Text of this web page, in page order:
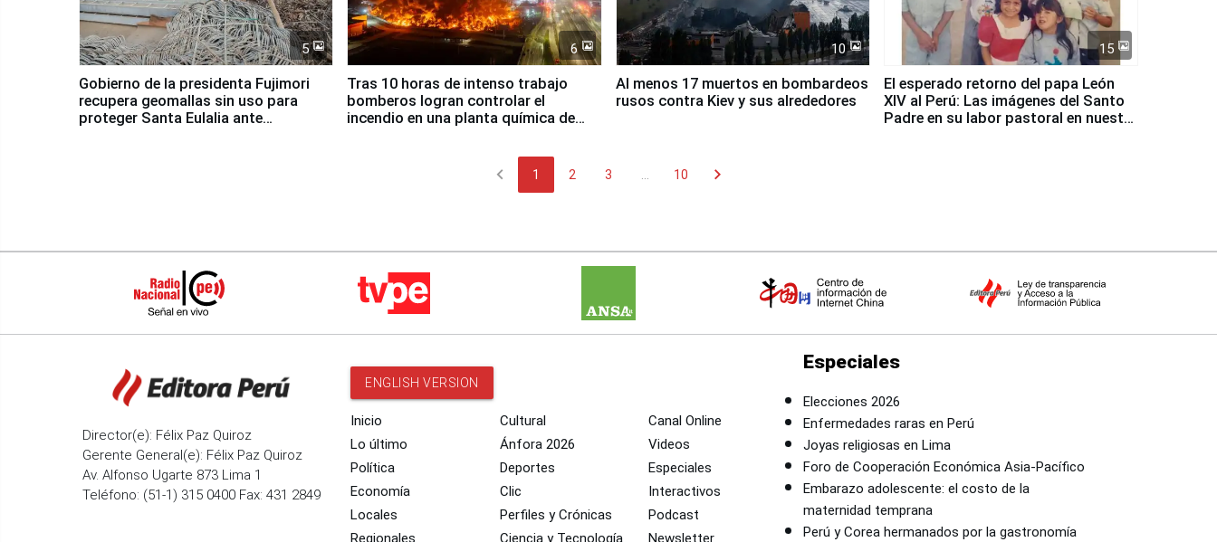
5
Gobierno de la presidenta Fujimori
recupera geomallas sin uso para
proteger Santa Eulalia ante
6
Tras 10 horas de intenso trabajo
bomberos logran controlar el
incendio en una planta química de
10
Al menos 17 muertos en bombardeos
rusos contra Kiev y sus alrededores
15
El esperado retorno del papa León
XIV al Perú: Las imágenes del Santo
Padre en su labor pastoral en nuestro
chevron_left 1 2 3 10 chevron_right
Director(e): Félix Paz Quiroz
Gerente General(e): Félix Paz Quiroz
Av. Alfonso Ugarte 873 Lima 1
Teléfono: (51-1) 315 0400 Fax: 431 2849
ENGLISH VERSION
Inicio
Lo último
Política
Economía
Locales
Regionales
Cultural
Ánfora 2026
Deportes
Clic
Perfiles y Crónicas
Ciencia y Tecnología
Canal Online
Videos
Especiales
Interactivos
Podcast
Newsletter
Especiales
Elecciones 2026
Enfermedades raras en Perú
Joyas religiosas en Lima
Foro de Cooperación Económica Asia-Pacífico
Embarazo adolescente: el costo de la
maternidad temprana
Perú y Corea hermanados por la gastronomía